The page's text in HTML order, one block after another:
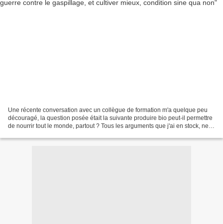
Une récente conversation avec un collègue de formation m'a quelque peu
découragé, la question posée était la suivante produire bio peut-il permettre
de nourrir tout le monde, partout ? Tous les arguments que j'ai en stock, ne